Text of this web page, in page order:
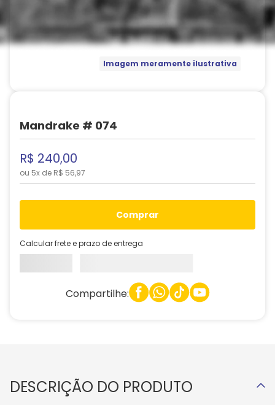
Imagem meramente ilustrativa
Mandrake # 074
R$ 240,00
ou 5x de R$ 56,97
comprar
Calcular frete e prazo de entrega
Compartilhe:
DESCRIÇÃO DO PRODUTO